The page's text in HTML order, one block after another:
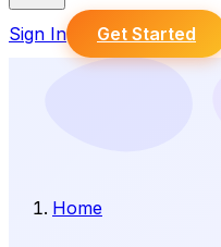
Sign In Get Started
Home